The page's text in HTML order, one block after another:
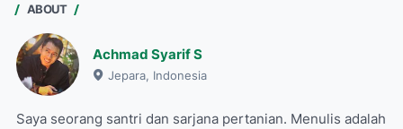
ABOUT
Achmad Syarif S
Jepara, Indonesia
Saya seorang santri dan sarjana pertanian. Menulis adalah